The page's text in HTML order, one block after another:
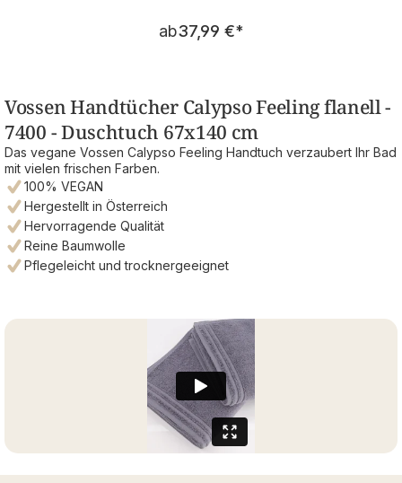
Regulärer Preis:
ab37,99 €*
Vossen Handtücher Calypso Feeling flanell -
7400 - Duschtuch 67x140 cm
Das vegane Vossen Calypso Feeling Handtuch verzaubert Ihr Bad
mit vielen frischen Farben.
100% VEGAN
Hergestellt in Österreich
Hervorragende Qualität
Reine Baumwolle
Pflegeleicht und trocknergeeignet